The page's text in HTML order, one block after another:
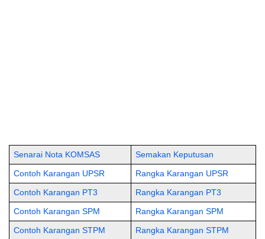
Senarai Nota KOMSAS Semakan Keputusan
Contoh Karangan UPSR Rangka Karangan UPSR
Contoh Karangan PT3 Rangka Karangan PT3
Contoh Karangan SPM Rangka Karangan SPM
Contoh Karangan STPM Rangka Karangan STPM